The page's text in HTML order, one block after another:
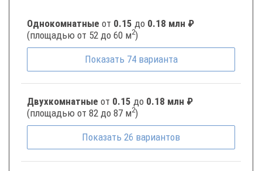
Однокомнатные от 0.15 до 0.18 млн ₽
(площадью от 52 до 60 м2)
Показать 74 варианта
Двухкомнатные от 0.15 до 0.18 млн ₽
(площадью от 82 до 87 м2)
Показать 26 вариантов